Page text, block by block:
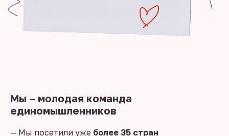
Мы – молодая команда
единомышленников
— Мы посетили уже более 35 стран